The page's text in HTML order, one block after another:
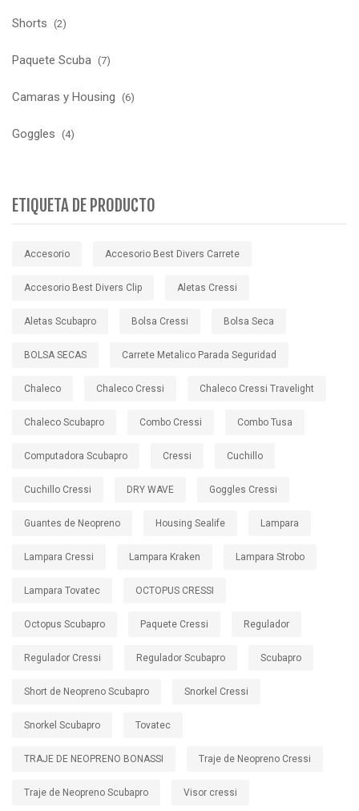
Shorts (2)
Paquete Scuba (7)
Camaras y Housing (6)
Goggles (4)
ETIQUETA DE PRODUCTO
Accesorio Accesorio Best Divers Carrete
Accesorio Best Divers Clip Aletas Cressi
Aletas Scubapro Bolsa Cressi Bolsa Seca
BOLSA SECAS Carrete Metalico Parada Seguridad
Chaleco Chaleco Cressi Chaleco Cressi Travelight
Chaleco Scubapro Combo Cressi Combo Tusa
Computadora Scubapro Cressi Cuchillo
Cuchillo Cressi DRY WAVE Goggles Cressi
Guantes de Neopreno Housing Sealife Lampara
Lampara Cressi Lampara Kraken Lampara Strobo
Lampara Tovatec OCTOPUS CRESSI
Octopus Scubapro Paquete Cressi Regulador
Regulador Cressi Regulador Scubapro Scubapro
Short de Neopreno Scubapro Snorkel Cressi
Snorkel Scubapro Tovatec
TRAJE DE NEOPRENO BONASSI Traje de Neopreno Cressi
Traje de Neopreno Scubapro Visor cressi